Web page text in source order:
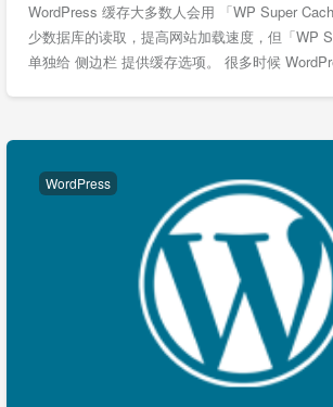
WordPress 缓存大多数人会用 「WP Super
少数据库的读取，提高网站加载速度，但「WP
单独给 侧边栏 提供缓存选项。 很多时候
WordPress